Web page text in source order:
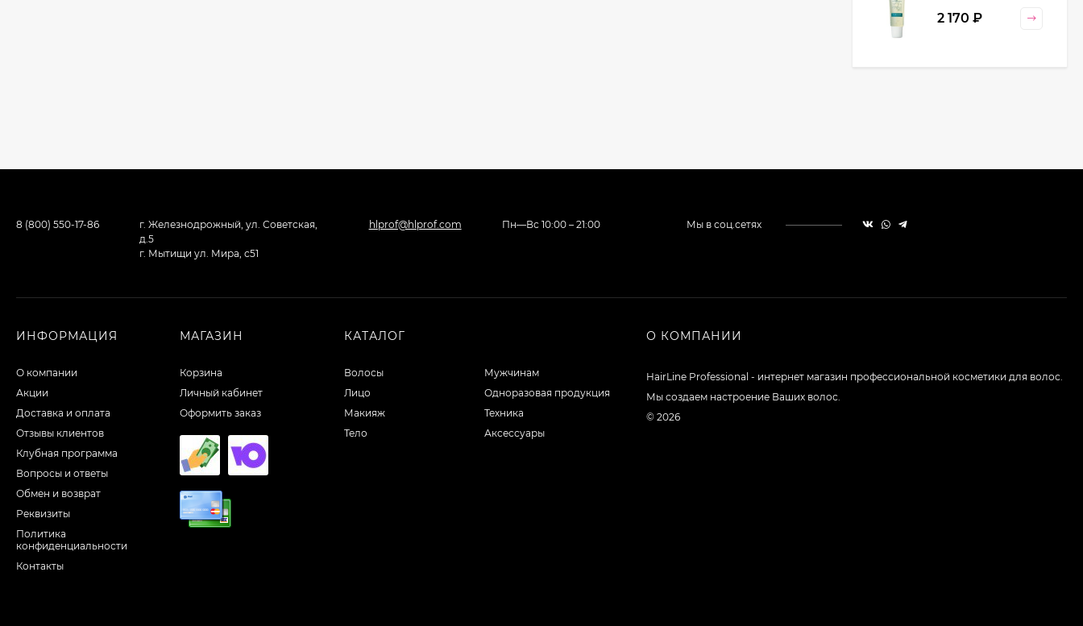
Cosmetics, 130 гр
2 170 ₽
8 (800) 550-17-86
г. Железнодрожный, ул. Советская,
д.5
г. Мытищи ул. Мира, с51
hlprof@hlprof.com Пн—Вс 10:00 – 21:00 Мы в соц.сетях
ИНФОРМАЦИЯ
О компании
Акции
Доставка и оплата
Отзывы клиентов
Клубная программа
Вопросы и ответы
Обмен и возврат
Реквизиты
Политика
конфиденциальности
Контакты
МАГАЗИН
Корзина
Личный кабинет
Оформить заказ
КАТАЛОГ
Волосы
Лицо
Макияж
Тело
Мужчинам
Одноразовая продукция
Техника
Аксессуары
О КОМПАНИИ
HairLine Professional - интернет магазин профессиональной косметики для волос.
Мы создаем настроение Ваших волос.
© 2026